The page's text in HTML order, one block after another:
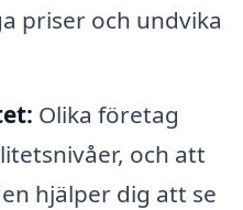
priser och undvika
Olika företag
och att
hjälper dig att se